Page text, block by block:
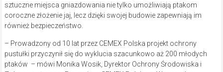
sztuczne miejsca gniazdowania nie tylko umożliwiają ptakom
coroczne złożenie jaj, lecz dzięki swojej budowie zapewniają im
również bezpieczeństwo.
– Prowadzony od 10 lat przez CEMEX Polska projekt ochrony
pustułki przyczynił się do wyklucia szacunkowo aż 200 młodych
ptaków – mówi Monika Wosik, Dyrektor Ochrony Środowiska i